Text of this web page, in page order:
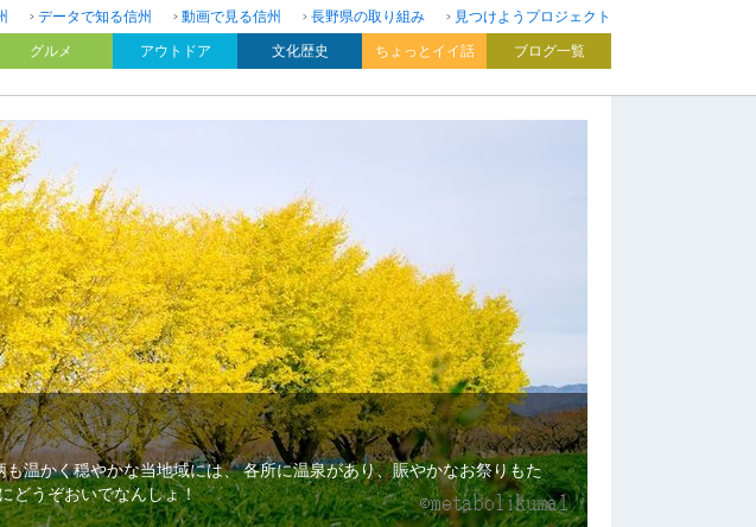
データで知る信州 動画で見る信州 長野県の取り組み
見つけようプロジェクト
グルメ アウトドア 文化歴史 ちょっとイイ話 ブログ一覧
温かく穏やかな当地域には、 各所に温泉があり、賑やかなお祭りもた
どうぞおいでなんしょ！